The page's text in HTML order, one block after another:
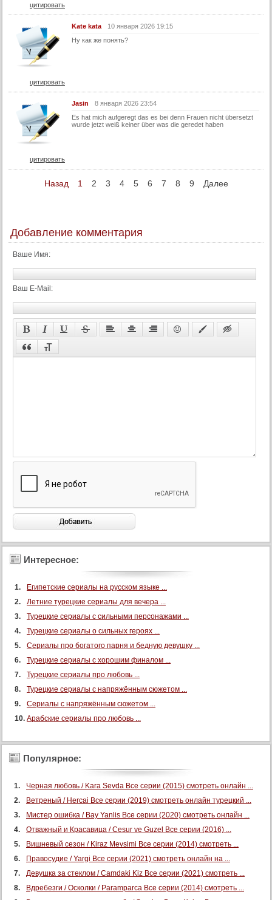
35 серия
35 серия (суб)
36 серия
36 серия (суб)
37 серия
38 серия
38 серия (суб)
41 серия (суб)
42 серия
42 серия (суб)
43 серия
43 серия (суб)
44 серия
44 серия (суб)
45 серия
48 серия
49 серия
49 серия (суб)
50 серия (суб)
51 серия
52 серия
53 серия (суб)
54 серия
54 серия (суб)
55 серия
56 серия (суб)
57 серия
58 серия (суб)
59 серия
59 серия (суб)
60 серия
цитировать
Kate kata
10 января 2026 19:15
Ну как же понять?
цитировать
Jasin
8 января 2026 23:54
Es hat mich aufgeregt das es bei denn Frauen nicht übersetzt
wurde jetzt weiß keiner über was die geredet haben
цитировать
Назад 1 2 3 4 5 6 7 8 9 Далее
Добавление комментария
Ваше Имя:
Ваш E-Mail:
Интересное:
Египетские сериалы на русском языке ...
Летние турецкие сериалы для вечера ...
Турецкие сериалы с сильными персонажами ...
Турецкие сериалы о сильных героях ...
Сериалы про богатого парня и бедную девушку ...
Турецкие сериалы с хорошим финалом ...
Турецкие сериалы про любовь ...
Турецкие сериалы с напряжённым сюжетом ...
Сериалы с напряжённым сюжетом ...
Арабские сериалы про любовь ...
Популярное:
Черная любовь / Kara Sevda Все серии (2015) смотреть онлайн ...
Ветреный / Hercai Все серии (2019) смотреть онлайн турецкий ...
Мистер ошибка / Bay Yanlis Все серии (2020) смотреть онлайн ...
Отважный и Красавица / Cesur ve Guzel Все серии (2016) ...
Вишневый сезон / Kiraz Mevsimi Все серии (2014) смотреть ...
Правосудие / Yargi Все серии (2021) смотреть онлайн на ...
Девушка за стеклом / Camdaki Kiz Все серии (2021) смотреть ...
Вдребезги / Осколки / Paramparca Все серии (2014) смотреть ...